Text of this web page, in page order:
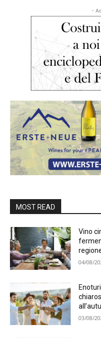
-
MOST READ
Vino
04/08/
03/08/